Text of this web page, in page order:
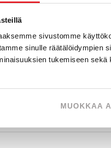
sivustomme
sinulle räätälöidympien
tukemiseen
MUOKKAA